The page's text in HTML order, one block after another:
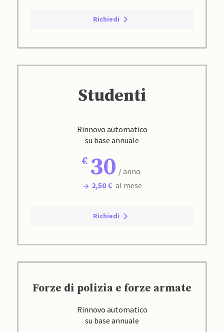
Richiedi
Studenti
Rinnovo automatico
su base annuale
30 / anno
2,50 € al mese
Richiedi
Forze di polizia e forze armate
Rinnovo automatico
su base annuale